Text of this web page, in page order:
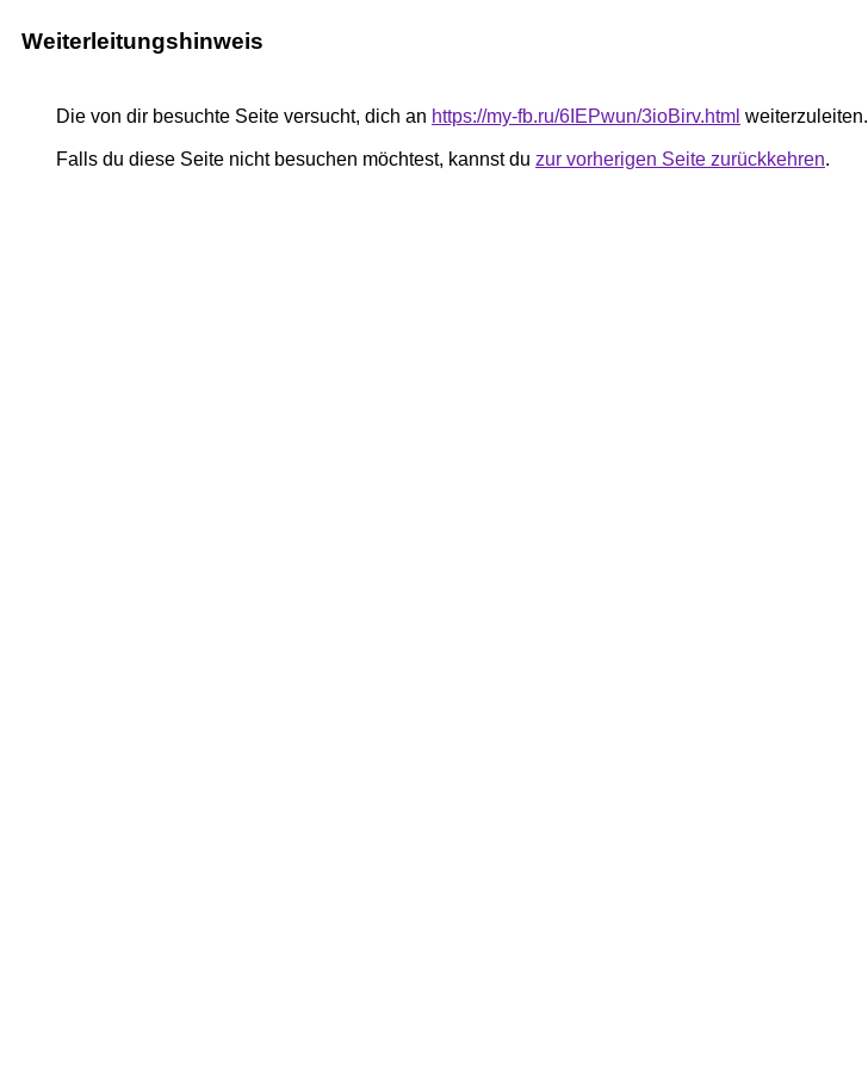
Weiterleitungshinweis
Die von dir besuchte Seite versucht, dich an https://my-fb.ru/6IEPwun/3ioBirv.html weiterzuleiten.
Falls du diese Seite nicht besuchen möchtest, kannst du zur vorherigen Seite zurückkehren.